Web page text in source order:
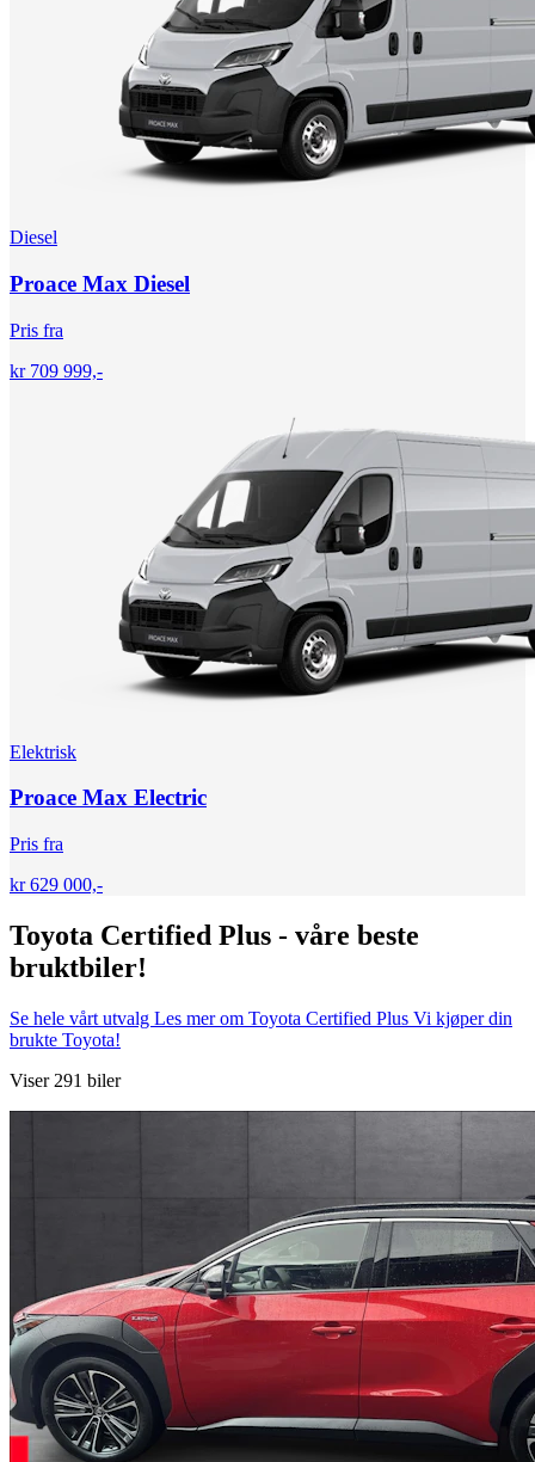
Diesel
Proace Max Diesel
Pris fra
kr 709 999,-
Elektrisk
Proace Max Electric
Pris fra
kr 629 000,-
Toyota Certified Plus - våre beste
bruktbiler!
Se hele vårt utvalg Les mer om Toyota Certified Plus Vi kjøper din
brukte Toyota!
Viser 291 biler